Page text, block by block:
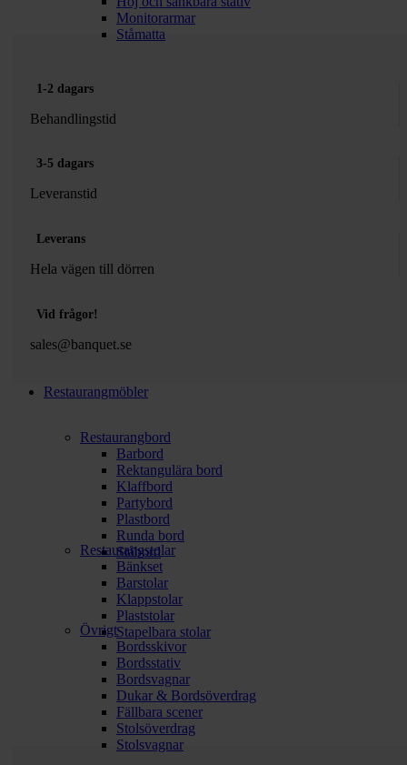
Monitorarmar
Ståmatta
1-2 dagars
Behandlingstid
3-5 dagars
Leveranstid
Leverans
Hela vägen till dörren
Vid frågor!
sales@banquet.se
Restaurangmöbler
Restaurangbord
Barbord
Rektangulära bord
Klaffbord
Partybord
Plastbord
Runda bord
Ståbord
Restaurangstolar
Bänkset
Barstolar
Klappstolar
Plaststolar
Stapelbara stolar
Övrigt
Bordsskivor
Bordsstativ
Bordsvagnar
Dukar & Bordsöverdrag
Fällbara scener
Stolsöverdrag
Stolsvagnar